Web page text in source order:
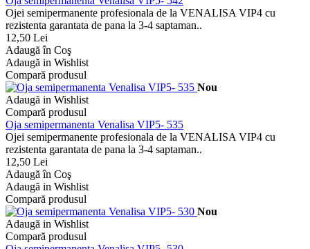
Ojei semipermanente profesionala de la VENALISA VIP4 cu
rezistenta garantata de pana la 3-4 saptaman..
12,50 Lei
Adaugă în Coş
Adaugă in Wishlist
Compară produsul
Nou
Adaugă in Wishlist
Compară produsul
Oja semipermanenta Venalisa VIP5- 535
Ojei semipermanente profesionala de la VENALISA VIP4 cu
rezistenta garantata de pana la 3-4 saptaman..
12,50 Lei
Adaugă în Coş
Adaugă in Wishlist
Compară produsul
Nou
Adaugă in Wishlist
Compară produsul